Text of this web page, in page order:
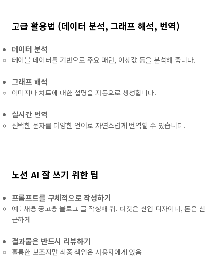
고급 활용법 (데이터 분석, 그래프 해석, 번역)
데이터 분석
테이블 데이터를 기반으로 주요 패턴, 이상값 등을 분석해 줍니다.
그래프 해석
이미지나 차트에 대한 설명을 자동으로 생성합니다.
실시간 번역
선택한 문자를 다양한 언어로 자연스럽게 번역할 수 있습니다.
노션 AI 잘 쓰기 위한 팁
프롬프트를 구체적으로 작성하기
예 : 채용 공고용 블로그 글 작성해 줘. 타깃은 신입 디자이너, 톤은 친
근하게
결과물은 반드시 리뷰하기
훌륭한 보조지만 최종 책임은 사용자에게 있음